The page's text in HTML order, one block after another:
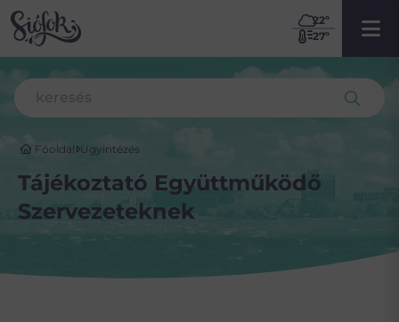
22º
27º
Főoldal Ügyintézés
Tájékoztató Együttműködő
Szervezeteknek